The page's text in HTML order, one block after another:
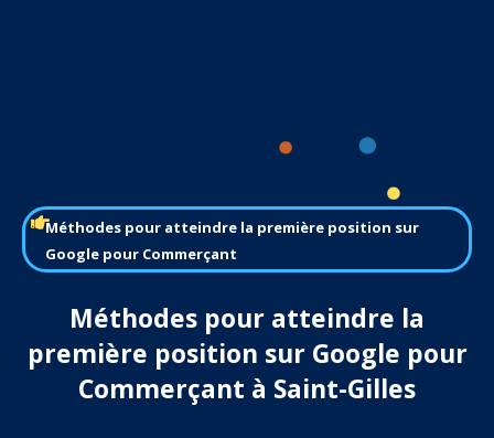
Méthodes pour atteindre la première position sur
Google pour Commerçant
Méthodes pour atteindre la
première position sur Google pour
Commerçant à Saint-Gilles